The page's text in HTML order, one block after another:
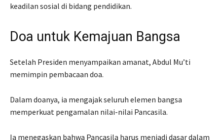
keadilan sosial di bidang pendidikan.
Doa untuk Kemajuan Bangsa
Setelah Presiden menyampaikan amanat, Abdul Mu’ti
memimpin pembacaan doa.
Dalam doanya, ia mengajak seluruh elemen bangsa
memperkuat pengamalan nilai-nilai Pancasila.
Ia menegaskan bahwa Pancasila harus menjadi dasar dalam